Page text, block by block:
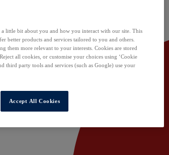
a little bit about you and how you interact with our site. This
better products and services tailored to you and others.
them more relevant to your interests. Cookies are stored
all cookies, or customise your choices using ‘Cookie
third party tools and services (such as Google) use your
Accept All Cookies